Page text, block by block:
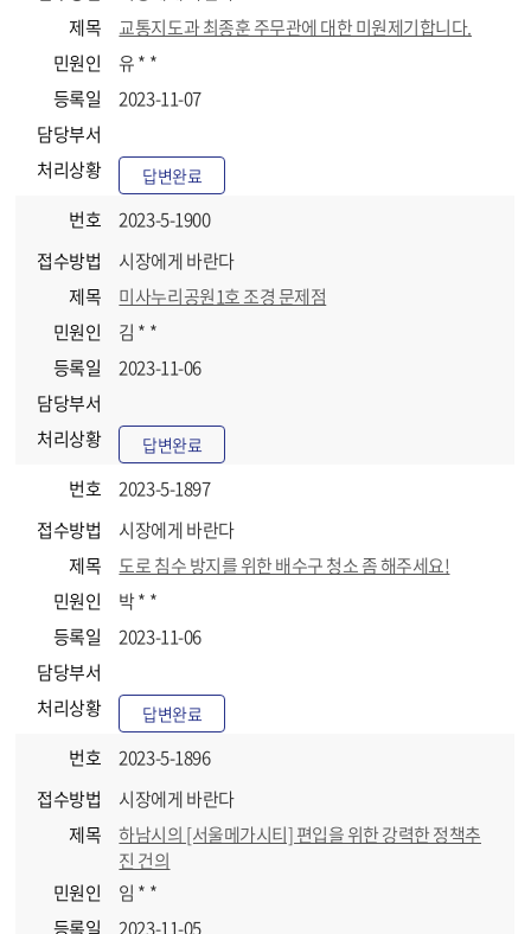
제목
교통지도과 최종훈 주무관에 대한 미원제기합니다.
민원인
유 * *
등록일
2023-11-07
담당부서
처리상황
답변완료
번호
2023-5-1900
접수방법
시장에게 바란다
제목
미사누리공원1호 조경 문제점
민원인
김 * *
등록일
2023-11-06
담당부서
처리상황
답변완료
번호
2023-5-1897
접수방법
시장에게 바란다
제목
도로 침수 방지를 위한 배수구 청소 좀 해주세요!
민원인
박 * *
등록일
2023-11-06
담당부서
처리상황
답변완료
번호
2023-5-1896
접수방법
시장에게 바란다
제목
하남시의 [서울메가시티] 편입을 위한 강력한 정책추
진 건의
민원인
임 * *
등록일
2023-11-05